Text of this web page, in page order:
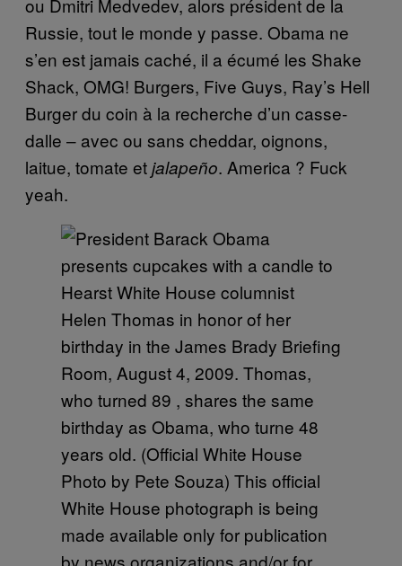
ou Dmitri Medvedev, alors président de la
Russie, tout le monde y passe. Obama ne
s’en est jamais caché, il a écumé les Shake
Shack, OMG! Burgers, Five Guys, Ray’s Hell
Burger du coin à la recherche d’un casse-
dalle – avec ou sans cheddar, oignons,
laitue, tomate etjalapeño. America ? Fuck
yeah.